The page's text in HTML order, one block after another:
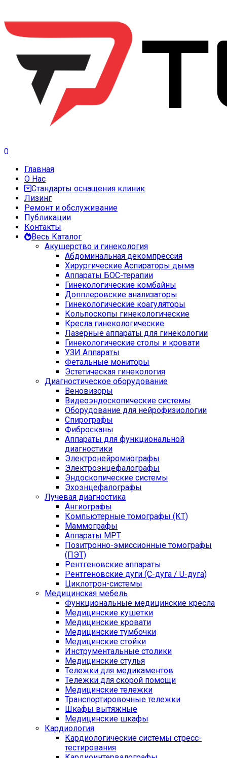
0
Главная
О Нас
Стандарты оснащения клиник
Лизинг
Ремонт и обслуживание
Публикации
Контакты
Весь Каталог
Акушерство и гинекология
Абдоминальная декомпрессия
Хирургические Аспираторы дыма
Аппараты БОС-терапии
Гинекологические комбайны
Допплеровские анализаторы
Гинекологические коагуляторы
Кольпоскопы гинекологические
Кресла гинекологические
Лазерные аппараты для гинекологии
Гинекологические столы и кровати
УЗИ Аппараты
Фетальные мониторы
Эстетическая гинекология
Диагностическое оборудование
Веновизоры
Видеоэндоскопические системы
Оборудование для нейрофизиологии
Спирографы
Фибросканы
Аппараты для функциональной
диагностики
Электронейромиографы
Электроэнцефалографы
Эндоскопические системы
Эхоэнцефалографы
Лучевая диагностика
Ангиографы
Компьютерные томографы (КТ)
Маммографы
Аппараты МРТ
Позитронно-эмиссионные томографы
(ПЭТ)
Рентгеновские аппараты
Рентгеновские дуги (С-дуга / U-дуга)
Циклотрон-системы
Медицинская мебель
Функциональные медицинские кресла
Медицинские кушетки
Медицинские кровати
Медицинские тумбочки
Медицинские стойки
Инструментальные столики
Медицинские стулья
Тележки для медикаментов
Тележки для скорой помощи
Медицинские тележки
Транспортировочные тележки
Шкафы вытяжные
Медицинские шкафы
Кардиология
Кардиологические системы стресс-
тестирования